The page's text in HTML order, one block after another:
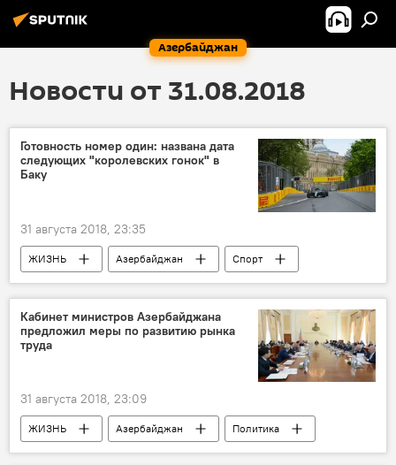
Азербайджан
Новости от 31.08.2018
Готовность номер один: названа дата
следующих "королевских гонок" в
Баку
31 августа 2018, 23:35
ЖИЗНЬ Азербайджан
Спорт
Новости
Баку
Королевские гонки
Готовность
Дата
"Формула 1" в Баку: гонки 2019 года
Кабинет министров Азербайджана
предложил меры по развитию рынка
труда
31 августа 2018, 23:09
ЖИЗНЬ Азербайджан
Политика
Новости
Экономика